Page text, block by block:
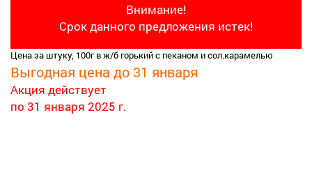
Внимание!
Срок данного предложения истек!
Цена за штуку, 100г в ж/б горький с пеканом и сол.карамелью
Выгодная цена до 31 января
Акция действует
по 31 января 2025 г.